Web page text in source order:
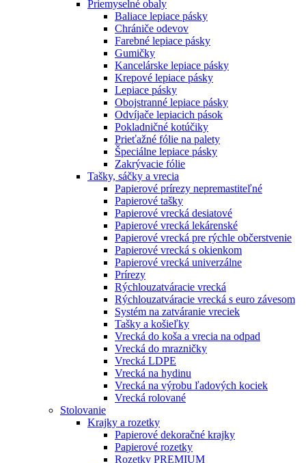
Priemyselné obaly
Baliace lepiace pásky
Chrániče odevov
Farebné lepiace pásky
Gumičky
Kancelárske lepiace pásky
Krepové lepiace pásky
Lepiace pásky
Obojstranné lepiace pásky
Odvíjače lepiacich pások
Pokladničné kotúčiky
Prieťažné fólie na palety
Špeciálne lepiace pásky
Zakrývacie fólie
Tašky, sáčky a vrecia
Papierové prírezy nepremastiteľné
Papierové tašky
Papierové vrecká desiatové
Papierové vrecká lekárenské
Papierové vrecká pre rýchle občerstvenie
Papierové vrecká s okienkom
Papierové vrecká univerzálne
Prírezy
Rýchlouzatváracie vrecká
Rýchlouzatváracie vrecká s euro závesom
Systém na zatváranie vreciek
Tašky a košieľky
Vrecká do koša a vrecia na odpad
Vrecká do mrazničky
Vrecká LDPE
Vrecká na hydinu
Vrecká na výrobu ľadových kociek
Vrecká rolované
Stolovanie
Krajky a rozetky
Papierové dekoračné krajky
Papierové rozetky
Rozetky PREMIUM